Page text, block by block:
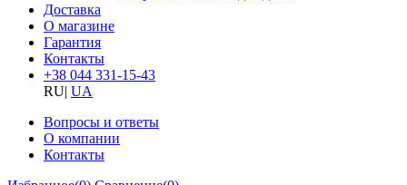
Доставка
О магазине
Гарантия
Контакты
+38 044 331-15-43
RU| UA
Вопросы и ответы
О компании
Контакты